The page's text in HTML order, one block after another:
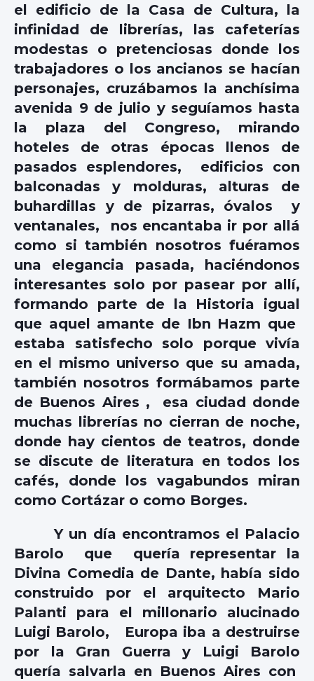
el edificio de la Casa de Cultura, la
infinidad de librerías, las cafeterías
modestas o pretenciosas donde los
trabajadores o los ancianos se hacían
personajes, cruzábamos la anchísima
avenida 9 de julio y seguíamos hasta
la plaza del Congreso, mirando
hoteles de otras épocas llenos de
pasados esplendores, edificios con
balconadas y molduras, alturas de
buhardillas y de pizarras, óvalos y
ventanales, nos encantaba ir por allá
como si también nosotros fuéramos
una elegancia pasada, haciéndonos
interesantes solo por pasear por allí,
formando parte de la Historia igual
que aquel amante de Ibn Hazm que
estaba satisfecho solo porque vivía
en el mismo universo que su amada,
también nosotros formábamos parte
de Buenos Aires , esa ciudad donde
muchas librerías no cierran de noche,
donde hay cientos de teatros, donde
se discute de literatura en todos los
cafés, donde los vagabundos miran
como Cortázar o como Borges.
Y un día encontramos el Palacio
Barolo que quería representar la
Divina Comedia de Dante, había sido
construido por el arquitecto Mario
Palanti para el millonario alucinado
Luigi Barolo, Europa iba a destruirse
por la Gran Guerra y Luigi Barolo
quería salvarla en Buenos Aires con